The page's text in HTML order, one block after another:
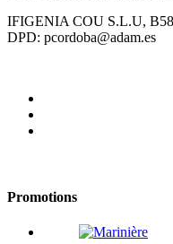
IFIGENIA COU S.L.U,
DPD: pcordoba@adam.es
Promotions